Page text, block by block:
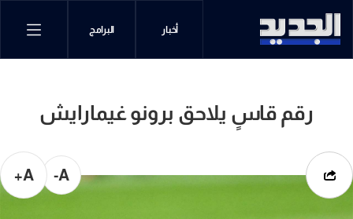
أخبار البرامج
رقم قاسٍ يلاحق برونو غيمارايش
A-
A+